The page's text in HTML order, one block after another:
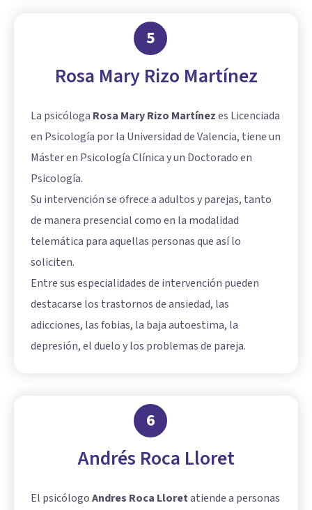
5
Rosa Mary Rizo Martínez
La psicóloga Rosa Mary Rizo Martínezes Licenciada
en Psicología por la Universidad de Valencia, tiene un
Máster en Psicología Clínica y un Doctorado en
Psicología.
Su intervención se ofrece a adultos y parejas, tanto
de manera presencial como en la modalidad
telemática para aquellas personas que así lo
soliciten.
Entre sus especialidades de intervención pueden
destacarse los trastornos de ansiedad, las
adicciones, las fobias, la baja autoestima, la
depresión, el duelo y los problemas de pareja.
6
Andrés Roca Lloret
El psicólogoAndres Roca Lloretatiende a personas